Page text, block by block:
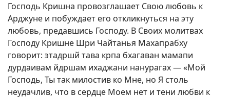
Господь Кришна провозглашает Свою любовь к
Арджуне и побуждает его откликнуться на эту
любовь, предавшись Господу. В Своих молитвах
Господу Кришне Шри Чайтанья Махапрабху
говорит: этадршй тава крпа бхагаван мамапи
дурдаивам йдршам ихаджани нанурагах — «Мой
Господь, Ты так милостив ко Мне, но Я столь
неудачлив, что в сердце Моем нет и тени любви к